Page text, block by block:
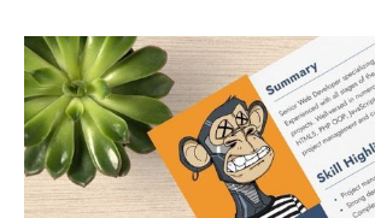
szablony CV. Te szablony są bardzo ładne, więc
spełniają założenia Canvy. Problem